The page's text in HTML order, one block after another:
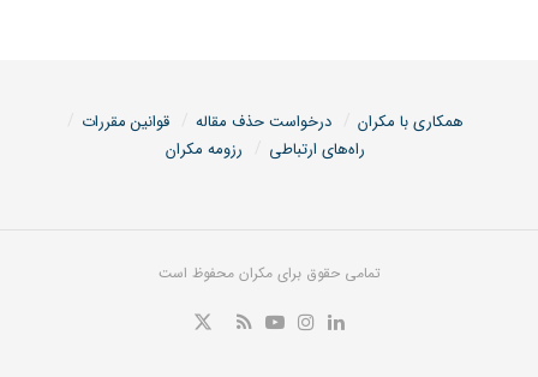
همکاری با مکران درخواست حذف مقاله
قوانین مقررات
راه‌های ارتباطی
رزومه مکران
تمامی حقوق برای مکران محفوظ است